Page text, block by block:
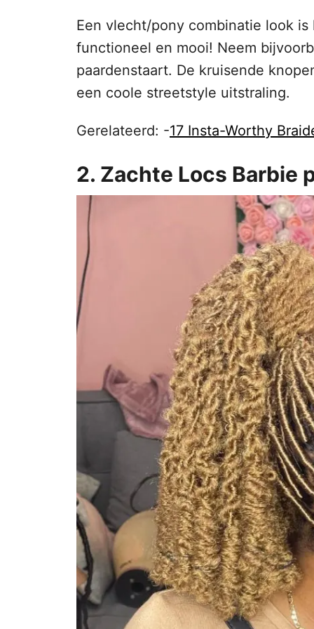
Een vlecht/pony combinatie look
functioneel en mooi! Neem
paardenstaart. De kruisende
een coole streetstyle uitstraling.
Gerelateerd: -17 Insta-Worthy
2. Zachte Locs Barbie